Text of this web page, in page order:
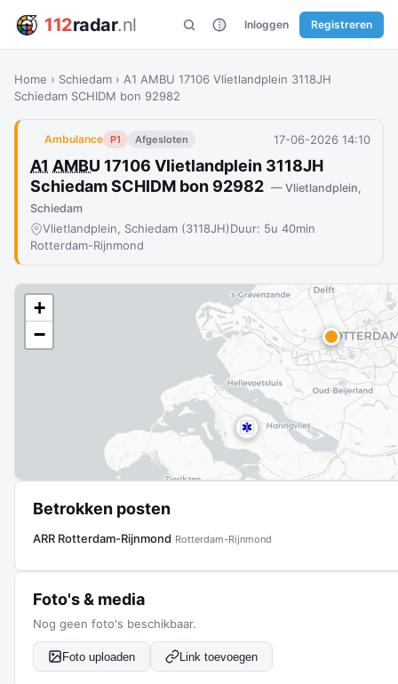
112radar.nl Inloggen Registreren
Home › Schiedam › A1 AMBU 17106 Vlietlandplein 3118JH
Schiedam SCHIDM bon 92982
Ambulance P1 Afgesloten 17-06-2026 14:10
A1 AMBU 17106 Vlietlandplein 3118JH
Schiedam SCHIDM bon 92982 — Vlietlandplein,
Schiedam
Vlietlandplein, Schiedam (3118JH)Duur: 5u 40min
Rotterdam-Rijnmond
+
−
Betrokken posten
ARR Rotterdam-Rijnmond Rotterdam-Rijnmond
Foto's & media
Nog geen foto's beschikbaar.
Foto uploaden Link toevoegen